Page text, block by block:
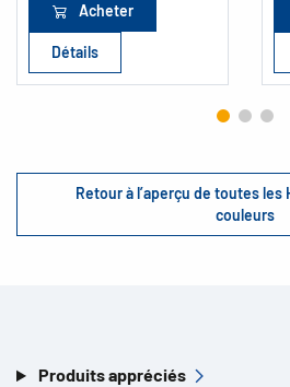
Acheter
Détails
Retour à l’aperçu de toutes les
couleurs
Produits appréciés